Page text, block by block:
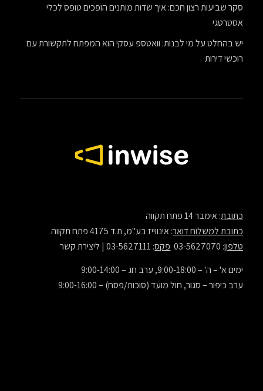
סקר שביעות רצון חכם: איך שדות מותנים הופכים טופס לכלי
אסטרטגי
יש בהחלט על מי לבנות: וואטספ עסקי הוא המפתח לתקשורת עם
רוכשי דירות
כתובת: אימבר 14 פתח תקווה
כתובת למשלוח דואר: אינווייז בע"מ, ת.ד 4175 פתח תקווה
טלפון: 03-5627070 פקס: 03-5627111 |
ליצירת קשר
ימים א' – ה' – 9:00-18:00, ערב חג – 9:00-14:00
ערב כיפור – סגור, חול מועד (סוכות/פסח) – 9:00-16:00